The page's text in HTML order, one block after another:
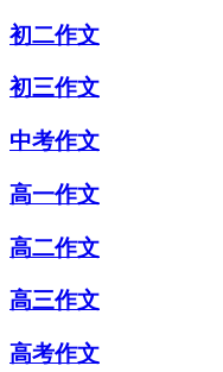
初二作文
初三作文
中考作文
高一作文
高二作文
高三作文
高考作文